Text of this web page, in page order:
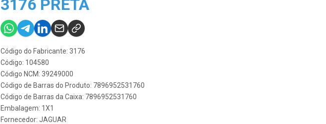
3176 PRETA
Código do Fabricante: 3176
Código: 104580
Código NCM: 39249000
Código de Barras do Produto: 7896952531760
Código de Barras da Caixa: 7896952531760
Embalagem: 1X1
Fornecedor: JAGUAR